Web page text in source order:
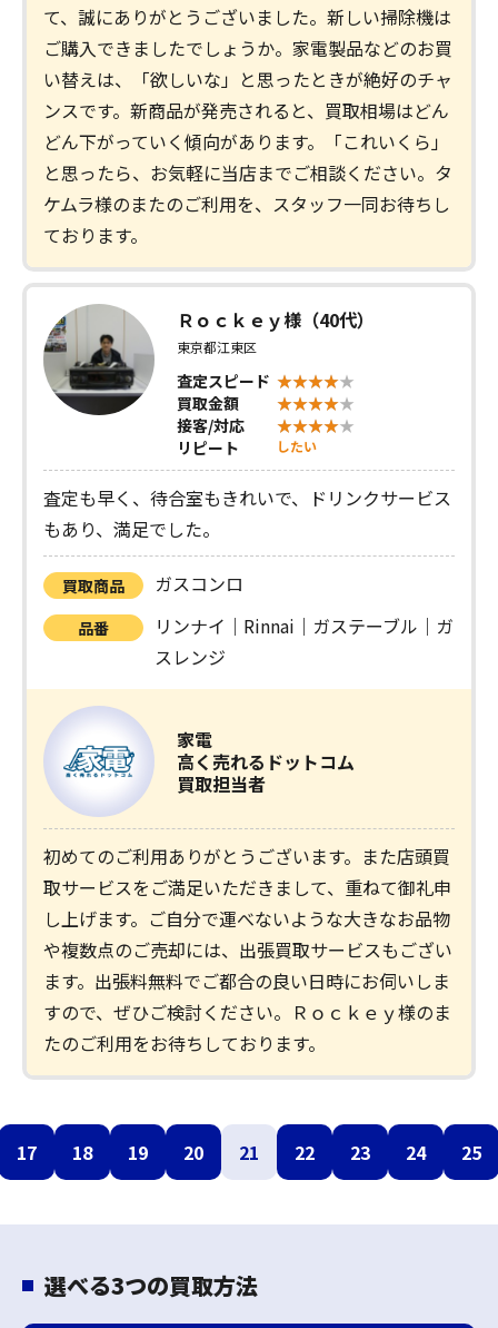
て、誠にありがとうございました。新しい掃除機は
ご購入できましたでしょうか。家電製品などのお買
い替えは、「欲しいな」と思ったときが絶好のチャ
ンスです。新商品が発売されると、買取相場はどん
どん下がっていく傾向があります。「これいくら」
と思ったら、お気軽に当店までご相談ください。タ
ケムラ様のまたのご利用を、スタッフ一同お待ちし
ております。
Ｒｏｃｋｅｙ様（40代）
東京都江東区
査定スピード
買取金額
接客/対応
リピート
したい
査定も早く、待合室もきれいで、ドリンクサービス
もあり、満足でした。
買取商品 ガスコンロ
品番
リンナイ｜Rinnai｜ガステーブル｜ガ
スレンジ
家電
高く売れるドットコム
買取担当者
初めてのご利用ありがとうございます。また店頭買
取サービスをご満足いただきまして、重ねて御礼申
し上げます。ご自分で運べないような大きなお品物
や複数点のご売却には、出張買取サービスもござい
ます。出張料無料でご都合の良い日時にお伺いしま
すので、ぜひご検討ください。Ｒｏｃｋｅｙ様のま
たのご利用をお待ちしております。
17 18 19 20 21 22 23 24 25
選べる3つの買取方法